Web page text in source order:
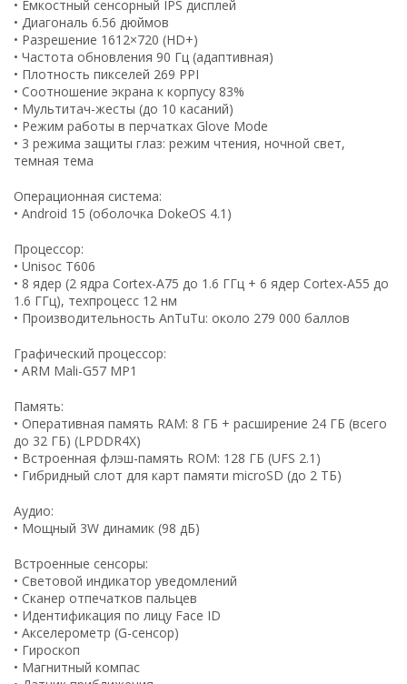
• Емкостный сенсорный IPS дисплей
• Диагональ 6.56 дюймов
• Разрешение 1612×720 (HD+)
• Частота обновления 90 Гц (адаптивная)
• Плотность пикселей 269 PPI
• Соотношение экрана к корпусу 83%
• Мультитач-жесты (до 10 касаний)
• Режим работы в перчатках Glove Mode
• 3 режима защиты глаз: режим чтения, ночной свет,
темная тема
Операционная система:
• Android 15 (оболочка DokeOS 4.1)
Процессор:
• Unisoc T606
• 8 ядер (2 ядра Cortex-A75 до 1.6 ГГц + 6 ядер Cortex-A55 до
1.6 ГГц), техпроцесс 12 нм
• Производительность AnTuTu: около 279 000 баллов
Графический процессор:
• ARM Mali-G57 MP1
Память:
• Оперативная память RAM: 8 ГБ + расширение 24 ГБ (всего
до 32 ГБ) (LPDDR4X)
• Встроенная флэш-память ROM: 128 ГБ (UFS 2.1)
• Гибридный слот для карт памяти microSD (до 2 ТБ)
Аудио:
• Мощный 3W динамик (98 дБ)
Встроенные сенсоры:
• Световой индикатор уведомлений
• Сканер отпечатков пальцев
• Идентификация по лицу Face ID
• Акселерометр (G-сенсор)
• Гироскоп
• Магнитный компас